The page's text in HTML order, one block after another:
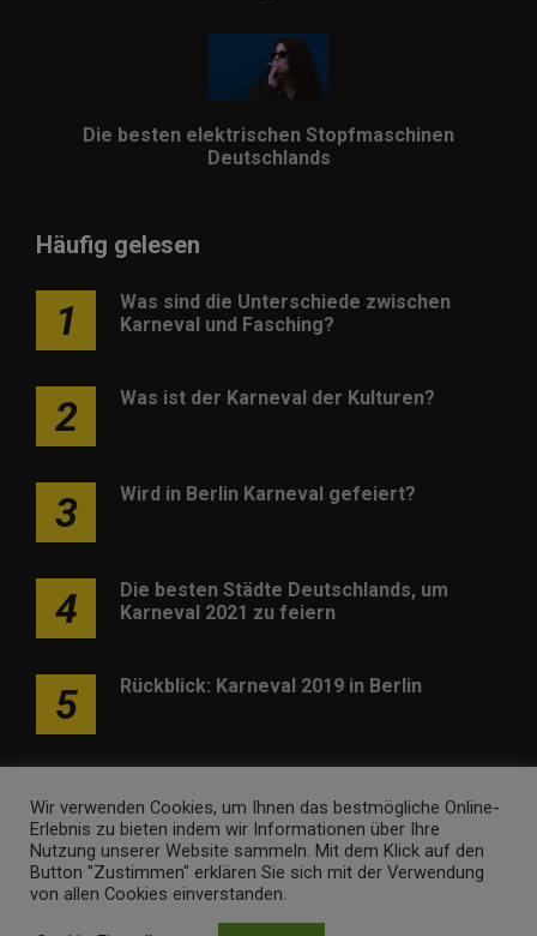
Die besten elektrischen Stopfmaschinen
Deutschlands
Häufig gelesen
1
Was sind die Unterschiede zwischen
Karneval und Fasching?
2 Was ist der Karneval der Kulturen?
3 Wird in Berlin Karneval gefeiert?
4
Die besten Städte Deutschlands, um
Karneval 2021 zu feiern
5 Rückblick: Karneval 2019 in Berlin
Werben Kontakt Impressum Newsletter
Wir verwenden Cookies, um Ihnen das bestmögliche Online-
Erlebnis zu bieten indem wir Informationen über Ihre
Nutzung unserer Website sammeln. Mit dem Klick auf den
Button "Zustimmen" erklären Sie sich mit der Verwendung
von allen Cookies einverstanden.